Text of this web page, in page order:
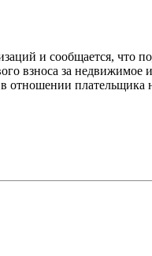
и сообщается, что
взноса за недвижимое
отношении плательщика